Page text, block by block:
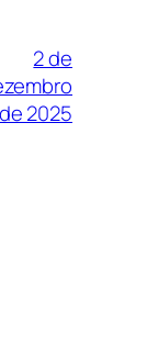
2 de
de 2025